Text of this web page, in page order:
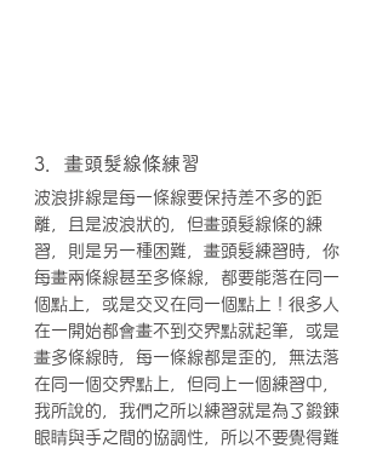
3．畫頭髮線條練習
波浪排線是每一條線要保持差不多的距
離，且是波浪狀的，但畫頭髮線條的練
習，則是另一種困難，畫頭髮練習時，你
每畫兩條線甚至多條線，都要能落在同一
個點上，或是交叉在同一個點上！很多人
在一開始都會畫不到交界點就起筆，或是
畫多條線時，每一條線都是歪的，無法落
在同一個交界點上，但同上一個練習中，
我所說的，我們之所以練習就是為了鍛鍊
眼睛與手之間的協調性，所以不要覺得難